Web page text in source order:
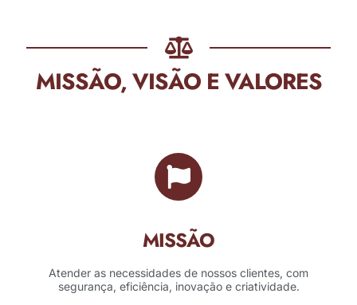
MISSÃO, VISÃO E VALORES
MISSÃO
Atender as necessidades de nossos clientes, com
segurança, eficiência, inovação e criatividade.